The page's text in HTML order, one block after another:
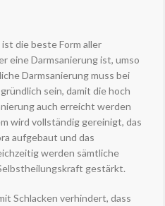
die beste Form aller
eine Darmsanierung ist, umso
Darmsanierung muss bei
sein, damit die hoch
auch erreicht werden
wird vollständig gereinigt, das
aufgebaut und das
werden sämtliche
gestärkt.
Schlacken verhindert, dass